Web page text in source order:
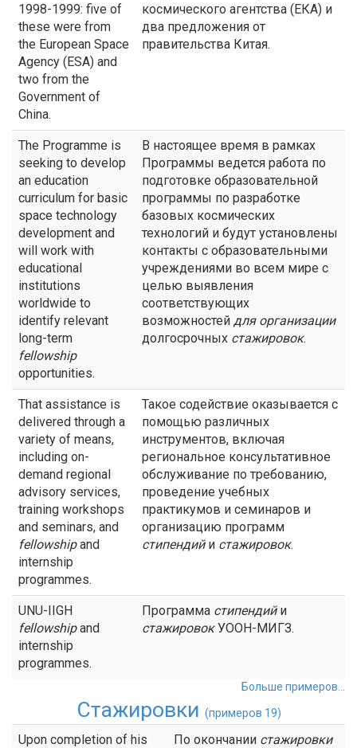
1998-1999: five of
these were from
the European Space
Agency (ESA) and
two from the
Government of
China.
космического агентства (ЕКА) и
два предложения от
правительства Китая.
The Programme is
seeking to develop
an education
curriculum for basic
space technology
development and
will work with
educational
institutions
worldwide to
identify relevant
long-term
fellowship
opportunities.
В настоящее время в рамках
Программы ведется работа по
подготовке образовательной
программы по разработке
базовых космических
технологий и будут установлены
контакты с образовательными
учреждениями во всем мире с
целью выявления
соответствующих
возможностей для организации
долгосрочных стажировок.
That assistance is
delivered through a
variety of means,
including on-
demand regional
advisory services,
training workshops
and seminars, and
fellowshipand
internship
programmes.
Такое содействие оказывается с
помощью различных
инструментов, включая
региональное консультативное
обслуживание по требованию,
проведение учебных
практикумов и семинаров и
организацию программ
стипендийи стажировок.
UNU-IIGH
fellowshipand
internship
programmes.
Программа стипендийи
стажировокУООН-МИГЗ.
Больше примеров...
Стажировки (примеров 19)
Upon completion of his
По окончании стажировки